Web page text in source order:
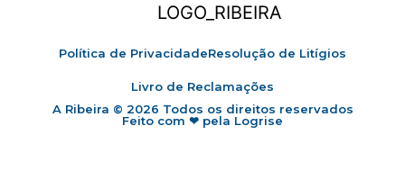
A Ribeira © 2026 Todos os direitos reservados
Feito com ❤ pela Logrise
Política de PrivacidadeResolução de Litígios
Livro de Reclamações